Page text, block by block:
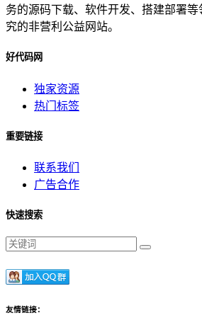
务的源码下载、软件开发、搭建部署
究的非营利公益网站。
好代码网
独家资源
热门标签
重要链接
联系我们
广告合作
快速搜索
友情链接：